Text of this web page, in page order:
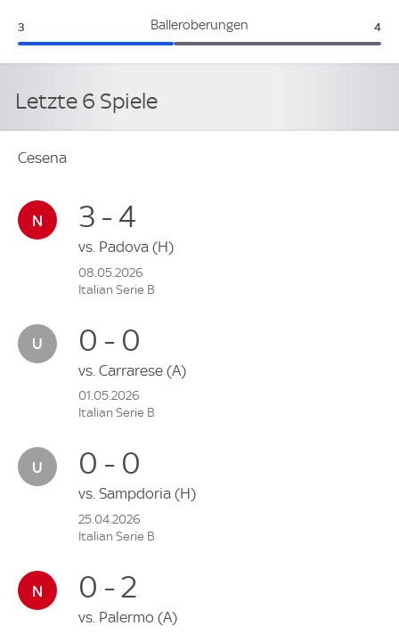
Balleroberungen
Cesena:
3 4
Letzte 6 Spiele
Cesena
3 - 4
vs. Padova (H)
08.05.2026
Italian Serie B
0 - 0
vs. Carrarese (A)
01.05.2026
Italian Serie B
0 - 0
vs. Sampdoria (H)
25.04.2026
Italian Serie B
0 - 2
vs. Palermo (A)